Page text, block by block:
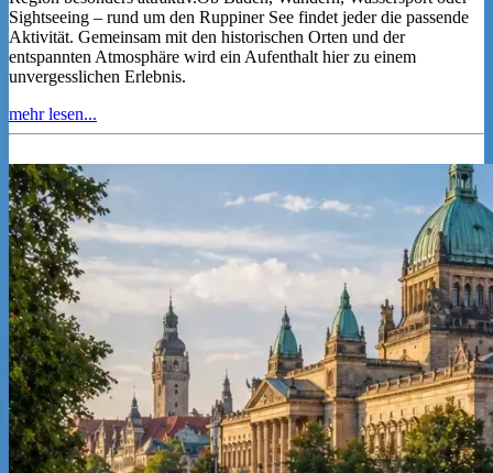
Sightseeing – rund um den Ruppiner See findet jeder die passende
Aktivität. Gemeinsam mit den historischen Orten und der
entspannten Atmosphäre wird ein Aufenthalt hier zu einem
unvergesslichen Erlebnis.
mehr lesen...